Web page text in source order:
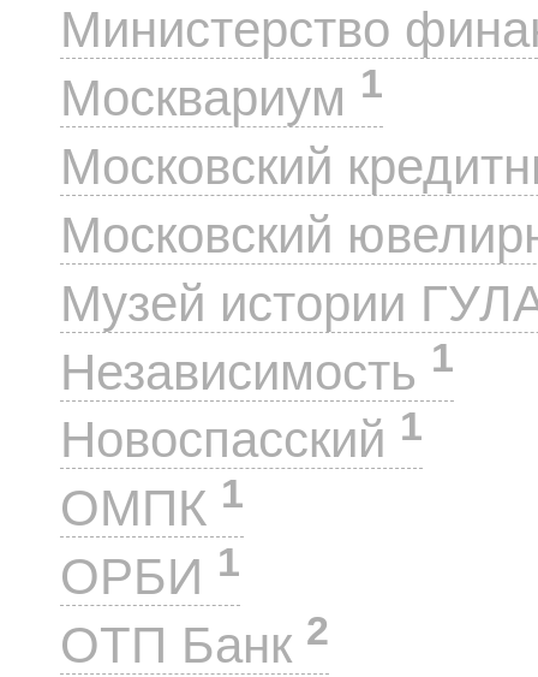
Министерство
Москвариум 1
Московский
Московский
Музей истории
Независимость 1
Новоспасский 1
ОМПК 1
ОРБИ 1
ОТП Банк 2